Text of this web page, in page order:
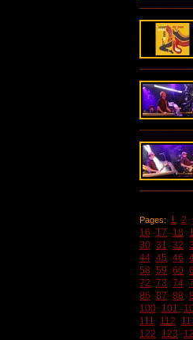
Pages: 1 2
16
17 18
30 31 32
44 45 46
58 59 60
72 73 74
86 87 88
100 101
111
112
122
123